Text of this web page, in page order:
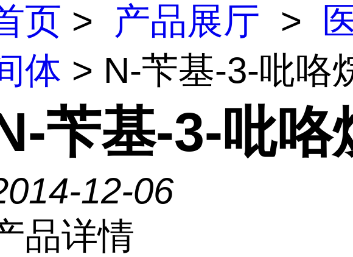
页 > 产品展厅 >
体 > N-苄基-3-吡咯
苄基-3-吡咯
12-06
品详情